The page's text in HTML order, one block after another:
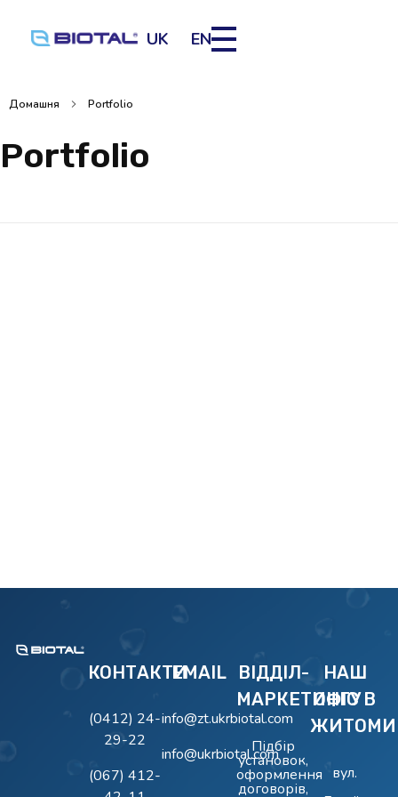
UK EN
Домашня Portfolio
Portfolio
КОНТАКТИ
(0412) 24-
29-22
(067) 412-
EMAIL
info@zt.ukrbiotal.com
info@ukrbiotal.com
ВІДДІЛ-
МАРКЕТИНГУ
Підбір
установок,
оформлення
договорів,
НАШ
ОФІС В
вул.